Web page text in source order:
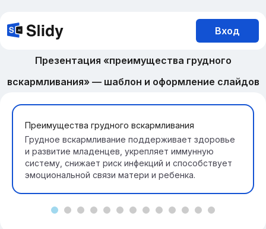
Вход
Презентация «преимущества грудного
вскармливания» — шаблон и оформление слайдов
Преимущества грудного вскармливания
Грудное вскармливание поддерживает здоровье
и развитие младенцев, укрепляет иммунную
систему, снижает риск инфекций и способствует
эмоциональной связи матери и ребенка.